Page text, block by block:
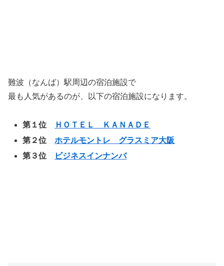
難波（なんば）駅周辺の宿泊施設で
最も人気があるのが、以下の宿泊施設になります。
第１位
ＨＯＴＥＬ ＫＡＮＡＤＥ
第２位ホテルモントレ グラスミア大阪
第３位
ビジネスインナンバ